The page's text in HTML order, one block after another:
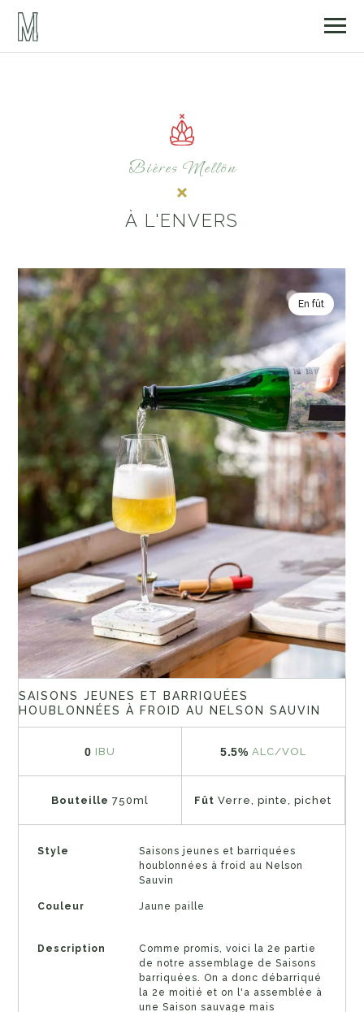
Bières Mellön
À L'ENVERS
En fût
SAISONS JEUNES ET BARRIQUÉES
HOUBLONNÉES À FROID AU NELSON SAUVIN
0 IBU 5.5% ALC/VOL
Bouteille750ml FûtVerre, pinte, pichet
Style
Saisons jeunes et barriquées
houblonnées à froid au Nelson
Sauvin
Couleur Jaune paille
Description
Comme promis, voici la 2e partie
de notre assemblage de Saisons
barriquées. On a donc débarriqué
la 2e moitié et on l'a assemblée à
une Saison sauvage mais